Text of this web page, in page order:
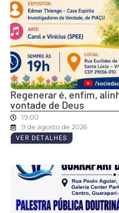
Regenerar é, enfim,
vontade de Deus
19:00
9 de agosto de 2026
VER DETALHES